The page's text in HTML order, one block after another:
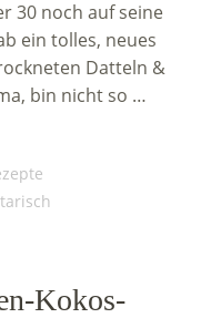
30 noch auf seine
ein tolles, neues
Datteln &
bin nicht so …
Kokos-